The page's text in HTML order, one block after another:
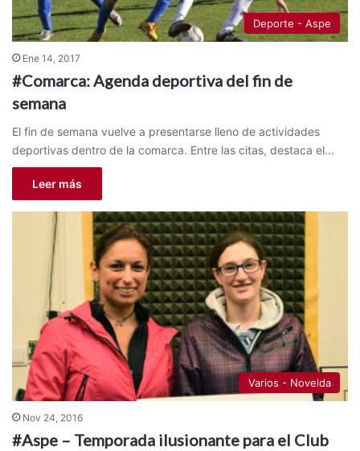
Deporte - Aspe
Ene 14, 2017
#Comarca: Agenda deportiva del fin de
semana
El fin de semana vuelve a presentarse lleno de actividades
deportivas dentro de la comarca. Entre las citas, destaca el…
Leer más
Varios - Novelda
Nov 24, 2016
#Aspe – Temporada ilusionante para el Club